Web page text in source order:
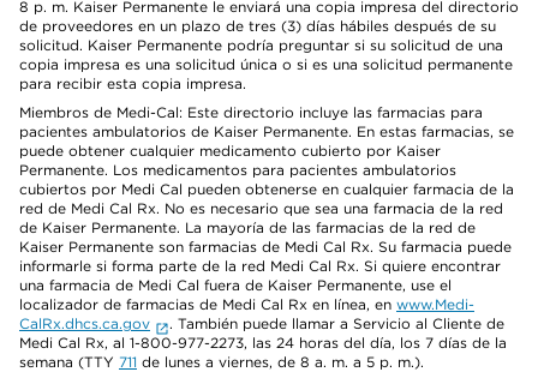
8 p. m. Kaiser Permanente le enviará una copia impresa del directorio
de proveedores en un plazo de tres (3) días hábiles después de su
solicitud. Kaiser Permanente podría preguntar si su solicitud de una
copia impresa es una solicitud única o si es una solicitud permanente
para recibir esta copia impresa.
Miembros de Medi-Cal: Este directorio incluye las farmacias para
pacientes ambulatorios de Kaiser Permanente. En estas farmacias, se
puede obtener cualquier medicamento cubierto por Kaiser
Permanente. Los medicamentos para pacientes ambulatorios
cubiertos por Medi Cal pueden obtenerse en cualquier farmacia de la
red de Medi Cal Rx. No es necesario que sea una farmacia de la red
de Kaiser Permanente. La mayoría de las farmacias de la red de
Kaiser Permanente son farmacias de Medi Cal Rx. Su farmacia puede
informarle si forma parte de la red Medi Cal Rx. Si quiere encontrar
una farmacia de Medi Cal fuera de Kaiser Permanente, use el
localizador de farmacias de Medi Cal Rx en línea, en www.Medi-
CalRx.dhcs.ca.gov
. También puede llamar a Servicio al Cliente de
Medi Cal Rx, al 1-800-977-2273, las 24 horas del día, los 7 días de la
semana (TTY 711 de lunes a viernes, de 8 a. m. a 5 p. m.).